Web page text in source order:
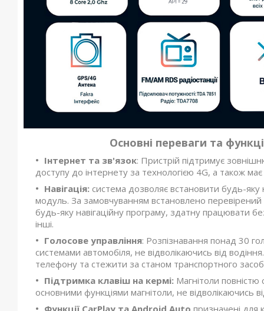
Основні переваги та
Інтернет та зв'язок: Пристрій підтримує
доступу до інтернету за технологією 4G, а також
Навігація: система дозволяє встановити будь-яку
модуль. За замовчуванням встановлено
будь-яку навігаційну програму, здатну працювати
інші.
Голосове управління: Розпізнавання понад 30
системами автомобіля, не відволікаючись від
телефону та стежити за станом транспортного
Підтримка клавіш на кермі: Магнітоли повністю
основними функціями магнітоли, не відволікаючись
Функції CarPlay та Android Auto призначені для